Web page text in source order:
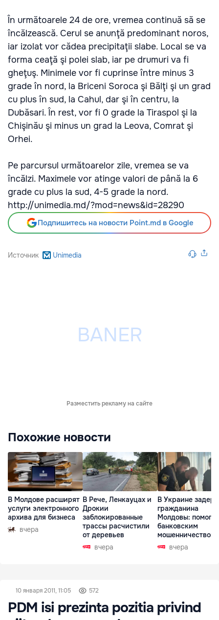
În următoarele 24 de ore, vremea continuă să se
încălzească. Cerul se anunţă predominant noros,
iar izolat vor cădea precipitaţii slabe. Local se va
forma ceaţă şi polei slab, iar pe drumuri va fi
gheţuş. Minimele vor fi cuprinse între minus 3
grade în nord, la Briceni Soroca şi Bălţi şi un grad
cu plus în sud, la Cahul, dar şi în centru, la
Dubăsari. În rest, vor fi 0 grade la Tiraspol şi la
Chişinău şi minus un grad la Leova, Comrat şi
Orhei.
Pe parcursul următoarelor zile, vremea se va
încălzi. Maximele vor atinge valori de până la 6
grade cu plus la sud, 4-5 grade la nord.
http://unimedia.md/?mod=news&id=28290
Подпишитесь на новости Point.md в Google
Источник Unimedia
Разместить рекламу на сайте
Похожие новости
В Молдове расширят
услуги электронного
архива для бизнеса
вчера
В Рече, Ленкауцах и
Дрокии
заблокированные
трассы расчистили
от деревьев
вчера
В Украине
гражданина
Молдовы:
банковским
мошенничеством
Чехиивчера
10 января 2011, 11:05 572
PDM isi prezinta pozitia privind